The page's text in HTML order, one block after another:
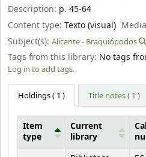
Description: p. 45-64
Content type: Texto (visual)
Subject(s): Alicante - Braquiópodos
Tags from this library: No tags
Log in to add tags.
Holdings( 1 ) Title notes ( 1 )
Item
type
Current
library